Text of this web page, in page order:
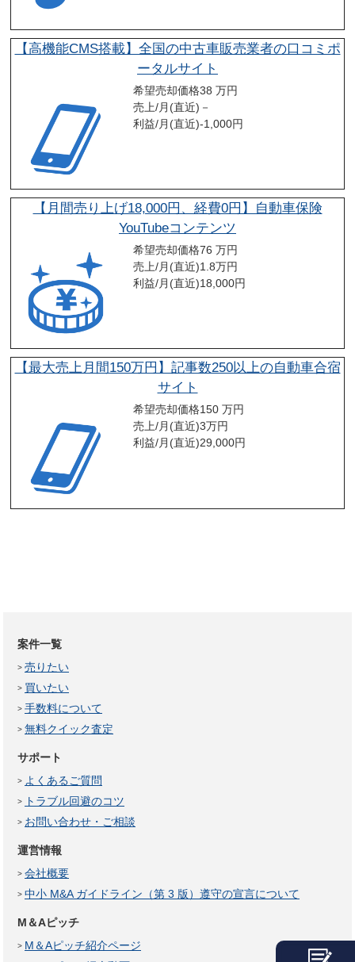
【高機能CMS搭載】全国の中古車販売業者の口コミポ
ータルサイト
希望売却価格38 万円
売上/月(直近) －
利益/月(直近)-1,000円
【月間売り上げ18,000円、経費0円】自動車保険
YouTubeコンテンツ
希望売却価格76 万円
売上/月(直近)1.8万円
利益/月(直近)18,000円
【最大売上月間150万円】記事数250以上の自動車合宿
サイト
希望売却価格150 万円
売上/月(直近)3万円
利益/月(直近)29,000円
案件一覧
売りたい
買いたい
手数料について
無料クイック査定
サポート
よくあるご質問
トラブル回避のコツ
お問い合わせ・ご相談
運営情報
会社概要
中小 M&A ガイドライン（第 3 版）遵守の宣言について
M＆Aピッチ
M＆Aピッチ紹介ページ